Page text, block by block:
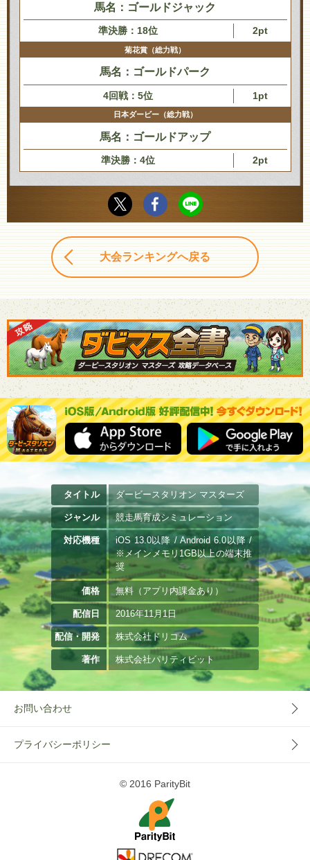
馬名：ゴールドジャック
準決勝：18位 2pt
菊花賞（総力戦）
馬名：ゴールドパーク
4回戦：5位 1pt
日本ダービー（総力戦）
馬名：ゴールドアップ
準決勝：4位 2pt
大会ランキングへ戻る
タイトル ダービースタリオン マスターズ
ジャンル 競走馬育成シミュレーション
対応機種
iOS 13.0以降 / Android 6.0以降 /
※メインメモリ1GB以上の端末推
奨
価格 無料（アプリ内課金あり）
配信日 2016年11月1日
配信・開発 株式会社ドリコム
著作 株式会社パリティビット
お問い合わせ
プライバシーポリシー
© 2016 ParityBit